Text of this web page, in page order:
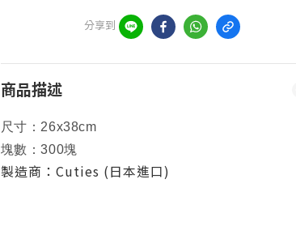
分享到
商品描述
尺寸：26x38cm
塊數：300塊
製造商：Cuties (日本進口)